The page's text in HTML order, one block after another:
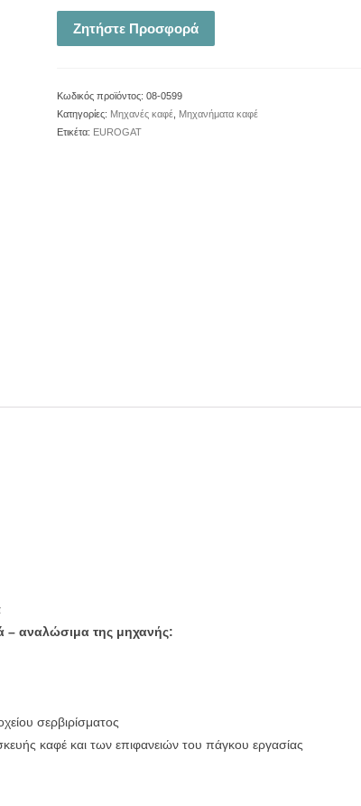
Ζητήστε Προσφορά
Κωδικός προϊόντος: 08-0599
Κατηγορίες: Μηχανές καφέ, Μηχανήματα καφέ
Ετικέτα: EUROGAT
– αναλώσιμα της μηχανής:
σερβιρίσματος
καφέ και των επιφανειών του πάγκου εργασίας